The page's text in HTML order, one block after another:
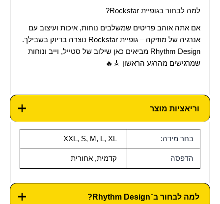
למה לבחור בגופיית Rockstar?
אם אתה אוהב פריטים שמשלבים נוחות, איכות ועיצוב עם
אנרגיה של מוזיקה – גופיית Rockstar נוצרה בדיוק בשבילך.
Rhythm Design מביאים כאן שילוב של סטייל, וייב ונוחות
שמרגישים מהרגע הראשון 🎸🔥
וריאציות מוצר
בחר מידה: XXL, S, M, L, XL
הדפסה קדמית, אחורית
למה לבחור ב־Rhythm Design?